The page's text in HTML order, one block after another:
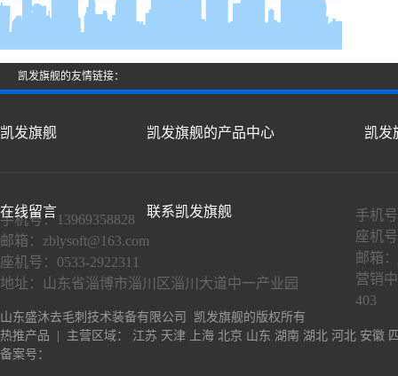
凯发旗舰的友情链接：
凯发旗舰 凯发旗舰的产品中心 凯发
在线留言 联系凯发旗舰
手机号：13969358828
邮箱： zblysoft@163.com
座机号：0533-2922311
地址：山东省淄博市淄川区淄川大道中一产业园
手机
座机
邮箱：
营销
403
山东盛沐去毛刺技术装备有限公司 凯发旗舰的版权所有
热推产品 | 主营区域： 江苏 天津 上海 北京 山东 湖南 湖北 河北 安徽
备案号：